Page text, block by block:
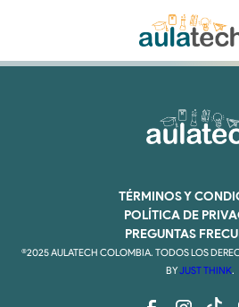
Simulacro 1 –
TÉRMINOS Y
POLÍTICA DE
PREGUNTAS
®2025 AULATECH COLOMBIA. TODOS LOS
BY JUST THINK.